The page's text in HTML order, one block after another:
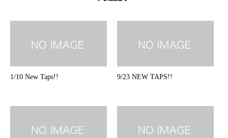
1/10 New Taps!! 9/23 NEW TAPS!!